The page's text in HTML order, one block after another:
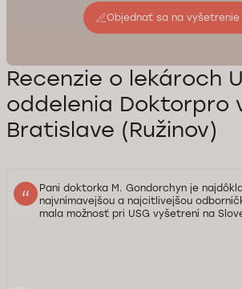
Objednať sa na vyšetrenie
Recenzie o lekároch
oddelenia Doktorpro
Bratislave (Ružinov)
Pani doktorka M. Gondorchyn je
najvnímavejšou a najcitlivejšou
mala možnosť pri USG vyšetrení na